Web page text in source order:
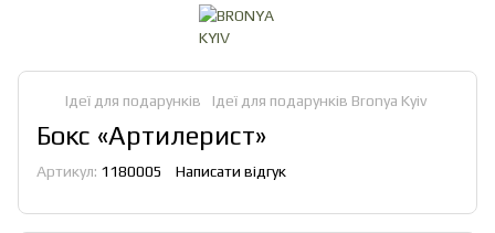
Ідеї для подарунків Ідеї для подарунків Bronya Kyiv
Бокс «Артилерист»
Артикул: 1180005 Написати відгук